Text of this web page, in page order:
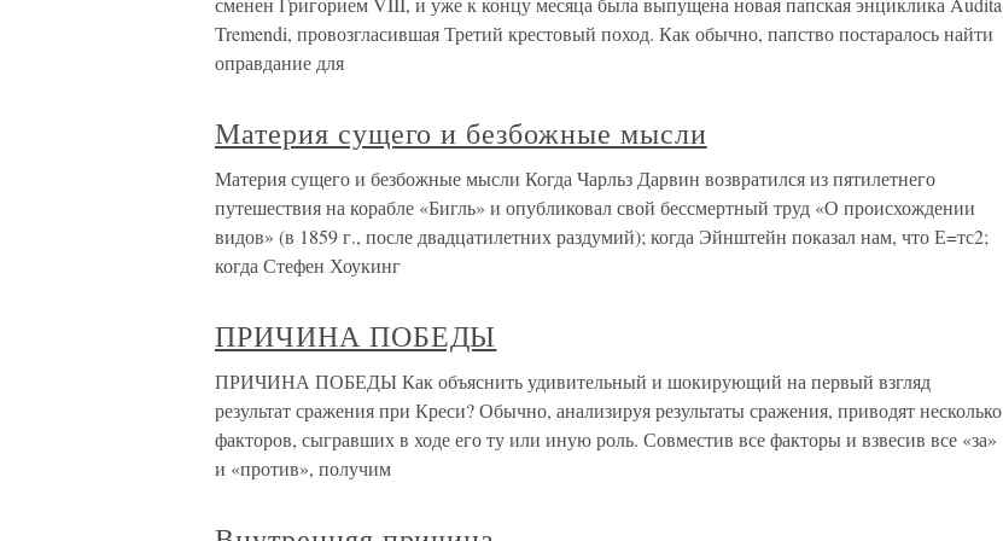
Tremendi, провозгласившая Третий крестовый поход. Как обычно, папство постаралось найти
оправдание для
Материя сущего и безбожные мысли
Материя сущего и безбожные мысли Когда Чарльз Дарвин возвратился из пятилетнего
путешествия на корабле «Бигль» и опубликовал свой бессмертный труд «О происхождении
видов» (в 1859 г., после двадцатилетних раздумий); когда Эйнштейн показал нам, что Е=тс2;
когда Стефен Хоукинг
ПРИЧИНА ПОБЕДЫ
ПРИЧИНА ПОБЕДЫ Как объяснить удивительный и шокирующий на первый взгляд
результат сражения при Креси? Обычно, анализируя результаты сражения, приводят несколько
факторов, сыгравших в ходе его ту или иную роль. Совместив все факторы и взвесив все «за»
и «против», получим